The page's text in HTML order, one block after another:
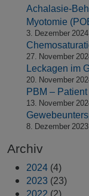
Achalasie-
Myotomie
3. Dezember 2024
27. November
Leckagen im
20. November
PBM –
13. November
8. Dezember 2023
Archiv
2024 (4)
2023 (23)